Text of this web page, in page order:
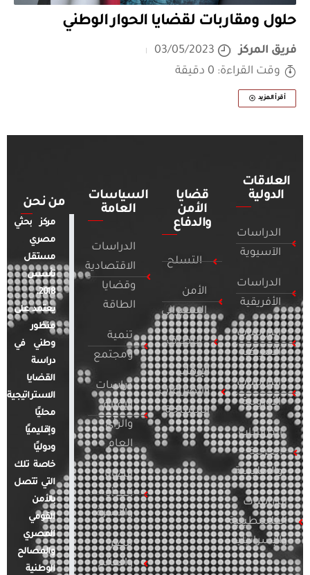
حلول ومقاربات لقضايا الحوار الوطني
فريق المركز
03/05/2023
وقت القراءة: 0 دقيقة
أقرأ المزيد
العلاقات
الدولية
الدراسات
الآسيوية
الدراسات
الأفريقية
الدراسات
الأمريكية
الدراسات
الأوروبية
الدراسات
العربية
والإقليمية
الدراسات
الفلسطينية
والإسرائيلية
قضايا
الأمن
والدفاع
التسلح
الأمن
السيبراني
التطرف
الإرهاب
والصراعات
المسلحة
السياسات
العامة
الدراسات
الاقتصادية
وقضايا
الطاقة
تنمية
ومجتمع
دراسات
الإعلام
والرأي
العام
قضايا
المرأة
والأسرة
مصر
والعالم
من نحن
مركز بحثي
مصري
مستقل
تأسس
2018.
يعتمد على
منظور
وطني في
دراسة
القضايا
الاستراتيجية
محليًا
وإقليميًا
ودوليًا
خاصة تلك
التي تتصل
بالأمن
القومي
المصري
والمصالح
الوطنية